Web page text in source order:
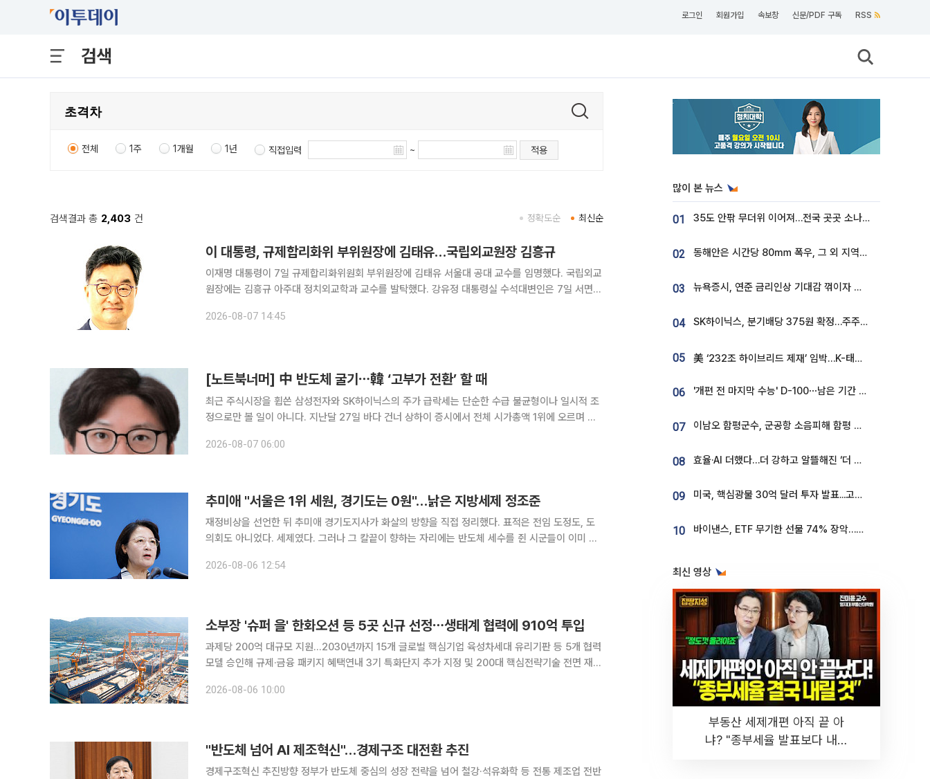
로그인 회원가입 속보창 신문/PDF 구독 RSS
검색
전체 1주 1개월 1년 직접입력 ~ 적용
검색결과 총 2,403 건 최신순
정확도순
이 대통령, 규제합리화위 부위원장에 김태유…국립외교원장 김흥규
이재명 대통령이 7일 규제합리화위원회 부위원장에 김태유 서울대 공대 교수를 임명했다. 국립외교
원장에는 김흥규 아주대 정치외교학과 교수를 발탁했다. 강유정 대통령실 수석대변인은 7일 서면
관을 지냈으며, 공학·경제학·산업정책을 아우르는 기술경제 및 국가전략 분야
2026-08-07 14:45
[노트북너머] 中 반도체 굴기⋯韓 ‘고부가 전환’ 할 때
최근 주식시장을 휩쓴 삼성전자와 SK하이닉스의 주가 급락세는 단순한 수급 불균형이나 일시적 조
정으로만 볼 일이 아니다. 지난달 27일 바다 건너 상하이 증시에서 전체 시가총액 1위에 오르며 최
다. 과거 정부 지원에 의존하던 중국 반도체 기업이 이제는 거대한 민
2026-08-07 06:00
추미애 "서울은 1위 세원, 경기도는 0원"…낡은 지방세제 정조준
재정비상을 선언한 뒤 추미애 경기도지사가 화살의 방향을 직접 정리했다. 표적은 전임 도정도, 도
의회도 아니었다. 세제였다. 그러나 그 칼끝이 향하는 자리에는 반도체 세수를 쥔 시군들이 이미 방
신의 페이스북에 "경기도 재정위기 문제는 낡은 지방세제다. 지방세제
2026-08-06 12:54
소부장 '슈퍼 을' 한화오션 등 5곳 신규 선정⋯생태계 협력에 910억 투입
과제당 200억 대규모 지원...2030년까지 15개 글로벌 핵심기업 육성차세대 유리기판 등 5개 협력
모델 승인해 규제·금융 패키지 혜택연내 3기 특화단지 추가 지정 및 200대 핵심전략기술 전면 재정
로 한화오션 등 5곳을 신규 선정하고 집중 육성에 나선다
2026-08-06 10:00
"반도체 넘어 AI 제조혁신"…경제구조 대전환 추진
경제구조혁신 추진방향 정부가 반도체 중심의 성장 전략을 넘어 철강·석유화학 등 전통 제조업 전반
많이 본 뉴스
01 35도 안팎 무더위 이어져…전국 곳곳 소나기 [오늘 날씨]
02 동해안은 시간당 80㎜ 폭우, 그 외 지역은 폭염…‘극과 극 날씨’
03 뉴욕증시, 연준 금리인상 기대감 꺾이자 상승...S&P500 사상 최고치 [종합]
04 SK하이닉스, 분기배당 375원 확정…주주환원책 9월로 앞당겨 발표
05 美 ‘232조 하이브리드 제재’ 임박…K-태양광, 불확실성 털고 날개 다나
06 '개편 전 마지막 수능' D-100⋯남은 기간 성적 올릴 전략은
07 이남오 함평군수, 군공항 소음피해 함평 보상 요구
08 효율·AI 더했다…더 강하고 알뜰해진 ‘더 뉴 그랜저 하이브리드’ [ET의 모빌리티]
09 미국, 핵심광물 30억 달러 투자 발표...고려아연 대미투자 언급
10 바이낸스, ETF 무기한 선물 74% 장악…한국 레버리지 ETF 거래 급증 [e가상자산]
최신 영상
부동산 세제개편 아직 끝 아
냐? "종부세율 발표보다 내릴